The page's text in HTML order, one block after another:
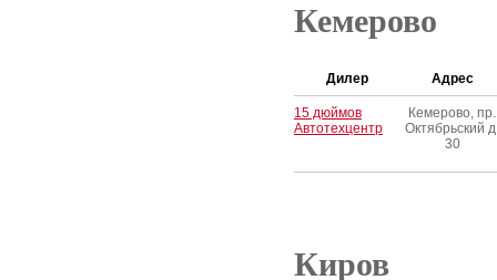
Кемерово
Дилер Адрес
15 дюймов
Автотехцентр
Кемерово, пр.
Октябрьский
30
Киров